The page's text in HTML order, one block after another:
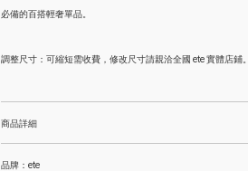
必備的百搭輕奢單品。
調整尺寸：可縮短需收費，修改尺寸請親洽全國 ete 實體店鋪。
商品詳細
品牌：ete